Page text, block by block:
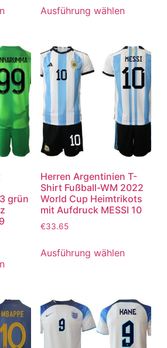
Ausführung wählen
grün
Herren Argentinien T-
Shirt Fußball-WM 2022
World Cup Heimtrikots
mit Aufdruck MESSI 10
€33.65
Ausführung wählen